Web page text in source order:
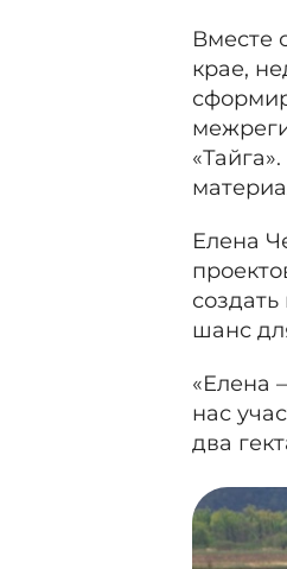
Вместе
крае,
Елена
шанс
«Елена
нас
два